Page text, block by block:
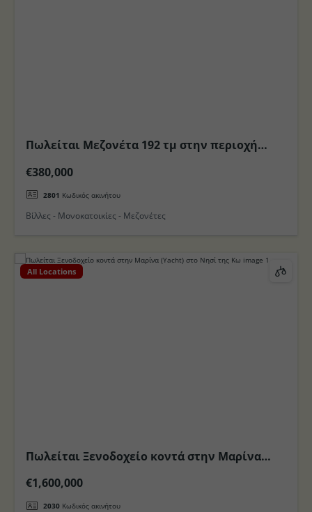
Πωλείται Μεζονέτα 192 τμ στην περιοχή
Κω
€380,000
2801 Κωδικός ακινήτου
Βίλλες - Μονοκατοικίες - Μεζονέτες
All Locations
Πωλείται Ξενοδοχείο κοντά στην Μαρίνα
€1,600,000
2030 Κωδικός ακινήτου